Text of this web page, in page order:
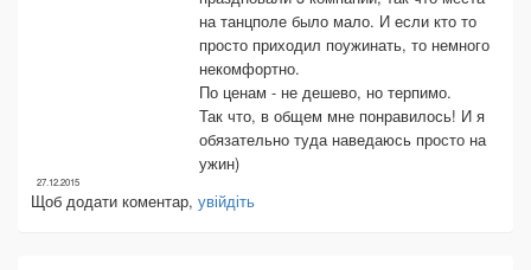
на танцполе было мало. И если кто то
просто приходил поужинать, то немного
некомфортно.
По ценам - не дешево, но терпимо.
Так что, в общем мне понравилось! И я
обязательно туда наведаюсь просто на
ужин)
27.12.2015
Щоб додати коментар, увійдіть